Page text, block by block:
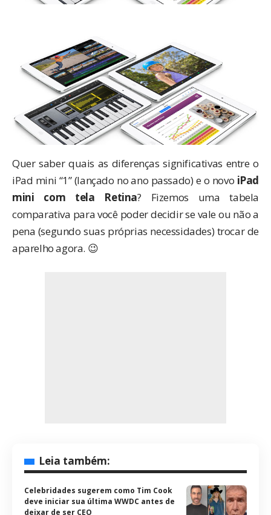
Quer saber quais as diferenças significativas entre o
iPad mini “1” (lançado no ano passado) e o novo iPad
mini com tela Retina? Fizemos uma tabela
comparativa para você poder decidir se vale ou não a
pena (segundo suas próprias necessidades) trocar de
aparelho agora. 😉
Leia também:
Celebridades sugerem como Tim Cook
deve iniciar sua última WWDC antes de
deixar de ser CEO